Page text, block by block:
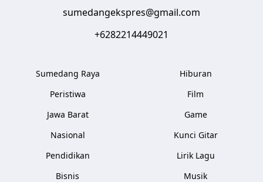
sumedangekspres@gmail.com
+6282214449021
Sumedang Raya
Peristiwa
Jawa Barat
Nasional
Pendidikan
Bisnis
Hiburan
Film
Game
Kunci Gitar
Lirik Lagu
Musik